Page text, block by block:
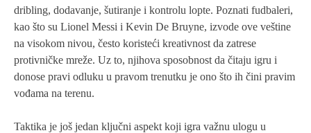
dribling, dodavanje, šutiranje i kontrolu lopte. Poznati fudbaleri,
kao što su Lionel Messi i Kevin De Bruyne, izvode ove veštine
na visokom nivou, često koristeći kreativnost da zatrese
protivničke mreže. Uz to, njihova sposobnost da čitaju igru i
donose pravi odluku u pravom trenutku je ono što ih čini pravim
vođama na terenu.
Taktika je još jedan ključni aspekt koji igra važnu ulogu u